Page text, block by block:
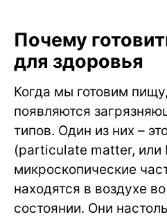
Почему
для здоровья
Когда мы готовим
появляются
типов. Один из них –
(particulate matter, или
микроскопические
находятся в воздухе
состоянии. Они